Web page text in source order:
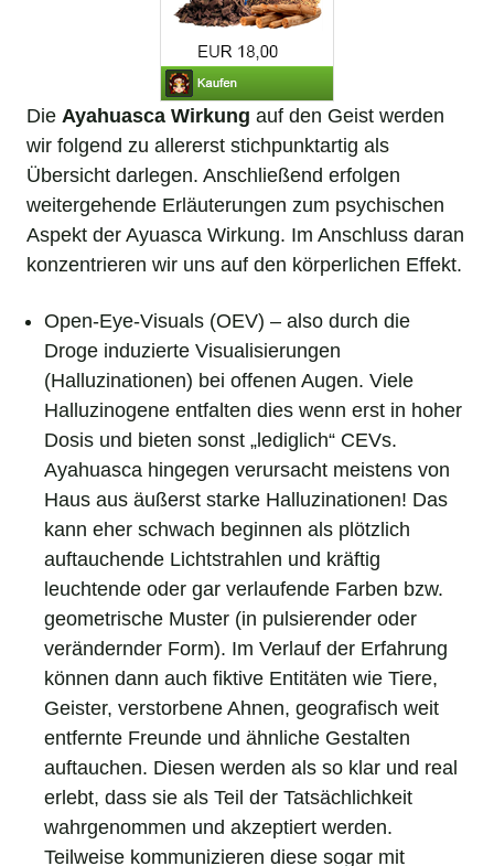
Die Ayahuasca Wirkung auf den Geist werden
wir folgend zu allererst stichpunktartig als
Übersicht darlegen. Anschließend erfolgen
weitergehende Erläuterungen zum psychischen
Aspekt der Ayuasca Wirkung. Im Anschluss daran
konzentrieren wir uns auf den körperlichen Effekt.
Open-Eye-Visuals (OEV) – also durch die
Droge induzierte Visualisierungen
(Halluzinationen) bei offenen Augen. Viele
Halluzinogene entfalten dies wenn erst in hoher
Dosis und bieten sonst „lediglich“ CEVs.
Ayahuasca hingegen verursacht meistens von
Haus aus äußerst starke Halluzinationen! Das
kann eher schwach beginnen als plötzlich
auftauchende Lichtstrahlen und kräftig
leuchtende oder gar verlaufende Farben bzw.
geometrische Muster (in pulsierender oder
verändernder Form). Im Verlauf der Erfahrung
können dann auch fiktive Entitäten wie Tiere,
Geister, verstorbene Ahnen, geografisch weit
entfernte Freunde und ähnliche Gestalten
auftauchen. Diesen werden als so klar und real
erlebt, dass sie als Teil der Tatsächlichkeit
wahrgenommen und akzeptiert werden.
Teilweise kommunizieren diese sogar mit